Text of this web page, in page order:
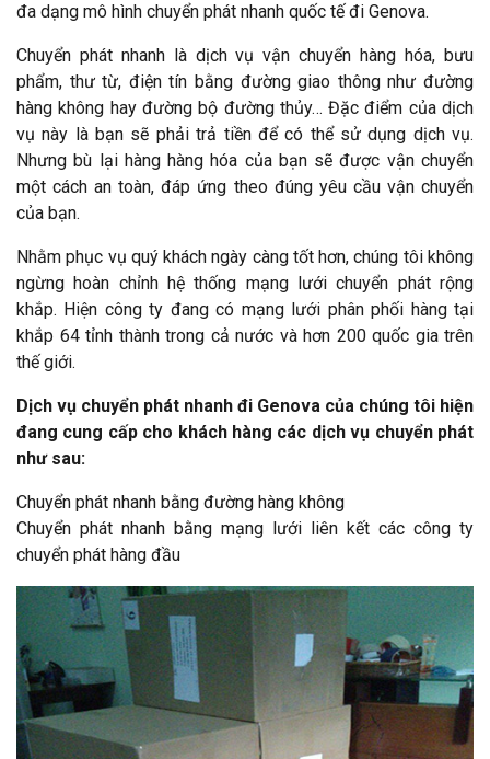
đa dạng mô hình chuyển phát nhanh quốc tế đi Genova.
Chuyển phát nhanh là dịch vụ vận chuyển hàng hóa, bưu
phẩm, thư từ, điện tín bằng đường giao thông như đường
hàng không hay đường bộ đường thủy… Đặc điểm của dịch
vụ này là bạn sẽ phải trả tiền để có thể sử dụng dịch vụ.
Nhưng bù lại hàng hàng hóa của bạn sẽ được vận chuyển
một cách an toàn, đáp ứng theo đúng yêu cầu vận chuyển
của bạn.
Nhằm phục vụ quý khách ngày càng tốt hơn, chúng tôi không
ngừng hoàn chỉnh hệ thống mạng lưới chuyển phát rộng
khắp. Hiện công ty đang có mạng lưới phân phối hàng tại
khắp 64 tỉnh thành trong cả nước và hơn 200 quốc gia trên
thế giới.
Dịch vụ chuyển phát nhanh đi Genova của chúng tôi hiện
đang cung cấp cho khách hàng các dịch vụ chuyển phát
như sau:
Chuyển phát nhanh bằng đường hàng không
Chuyển phát nhanh bằng mạng lưới liên kết các công ty
chuyển phát hàng đầu